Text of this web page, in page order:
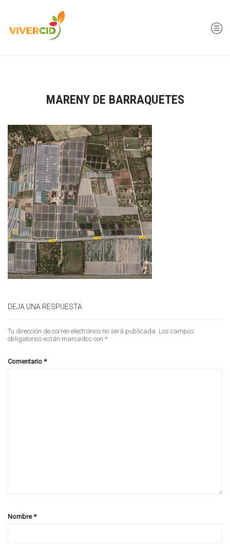
MARENY DE BARRAQUETES
DEJA UNA RESPUESTA
Tu dirección de correo electrónico no será publicada. Los campos
obligatorios están marcados con *
Comentario *
Nombre*